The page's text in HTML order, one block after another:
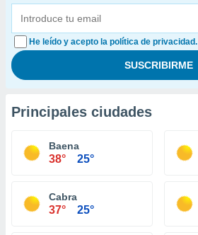
He leído y acepto la política de privacidad.
Principales ciudades
Baena
38° 25°
Cabra
37° 25°